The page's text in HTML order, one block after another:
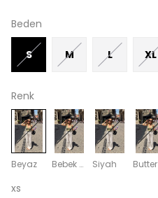
Beden
S M L XL
Renk
Beyaz Bebek Mavi Siyah
xs